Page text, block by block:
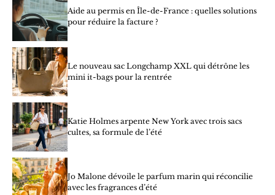
Aide au permis en Île-de-France : quelles solutions
pour réduire la facture ?
Le nouveau sac Longchamp XXL qui détrône les
mini it-bags pour la rentrée
Katie Holmes arpente New York avec trois sacs
cultes, sa formule de l’été
Jo Malone dévoile le parfum marin qui réconcilie
avec les fragrances d’été